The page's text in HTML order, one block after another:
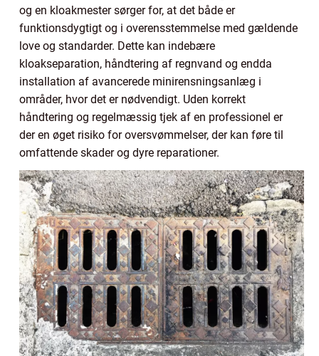
og en kloakmester sørger for, at det både er
funktionsdygtigt og i overensstemmelse med gældende
love og standarder. Dette kan indebære
kloakseparation, håndtering af regnvand og endda
installation af avancerede minirensningsanlæg i
områder, hvor det er nødvendigt. Uden korrekt
håndtering og regelmæssig tjek af en professionel er
der en øget risiko for oversvømmelser, der kan føre til
omfattende skader og dyre reparationer.